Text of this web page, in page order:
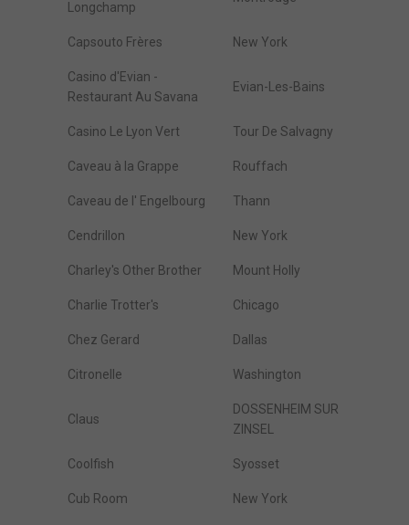
Longchamp
Capsouto Frères New York
Casino d'Evian -
Restaurant Au Savana
Evian-Les-Bains
Casino Le Lyon Vert Tour De Salvagny
Caveau à la Grappe Rouffach
Caveau de l' Engelbourg Thann
Cendrillon New York
Charley's Other Brother Mount Holly
Charlie Trotter's Chicago
Chez Gerard Dallas
Citronelle Washington
Claus
DOSSENHEIM SUR
ZINSEL
Coolfish Syosset
Cub Room New York